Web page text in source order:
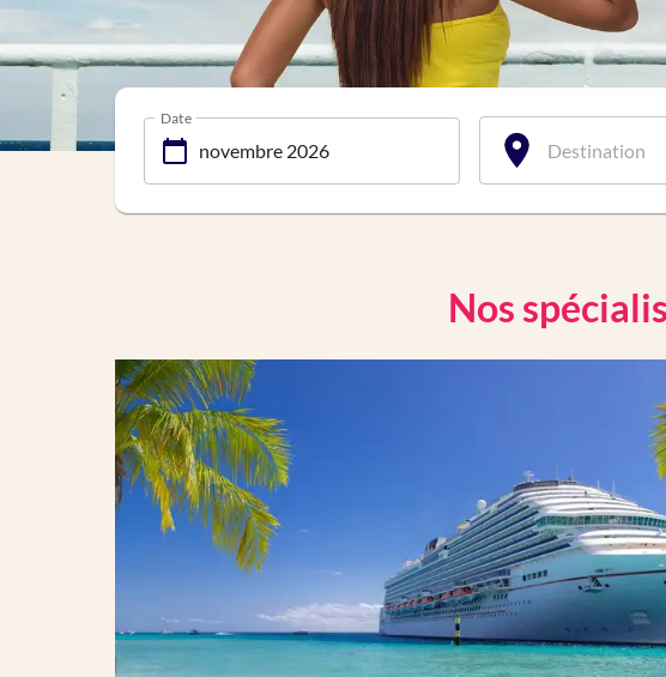
Date
Destination
Nos